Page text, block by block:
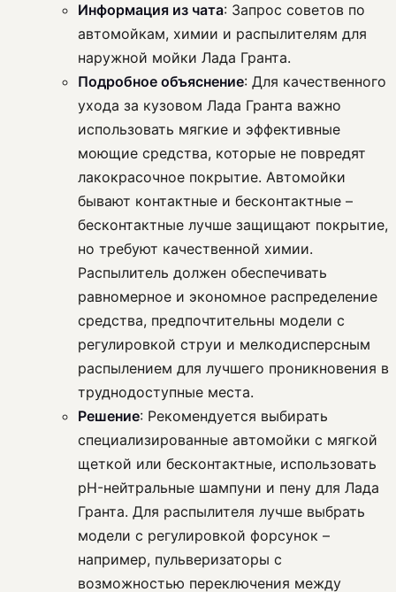
Информация из чата: Запрос советов по
автомойкам, химии и распылителям для
наружной мойки Лада Гранта.
Подробное объяснение: Для качественного
ухода за кузовом Лада Гранта важно
использовать мягкие и эффективные
моющие средства, которые не повредят
лакокрасочное покрытие. Автомойки
бывают контактные и бесконтактные –
бесконтактные лучше защищают покрытие,
но требуют качественной химии.
Распылитель должен обеспечивать
равномерное и экономное распределение
средства, предпочтительны модели с
регулировкой струи и мелкодисперсным
распылением для лучшего проникновения в
труднодоступные места.
Решение: Рекомендуется выбирать
специализированные автомойки с мягкой
щеткой или бесконтактные, использовать
pH-нейтральные шампуни и пену для Лада
Гранта. Для распылителя лучше выбрать
модели с регулировкой форсунок –
например, пульверизаторы с
возможностью переключения между